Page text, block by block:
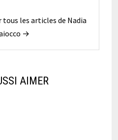
tous les articles de Nadia
→
AIMER